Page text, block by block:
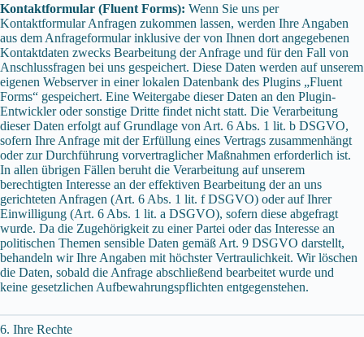
Kontaktformular (Fluent Forms): Wenn Sie uns per
Kontaktformular Anfragen zukommen lassen, werden Ihre Angaben
aus dem Anfrageformular inklusive der von Ihnen dort angegebenen
Kontaktdaten zwecks Bearbeitung der Anfrage und für den Fall von
Anschlussfragen bei uns gespeichert. Diese Daten werden auf unserem
eigenen Webserver in einer lokalen Datenbank des Plugins „Fluent
Forms“ gespeichert. Eine Weitergabe dieser Daten an den Plugin-
Entwickler oder sonstige Dritte findet nicht statt. Die Verarbeitung
dieser Daten erfolgt auf Grundlage von Art. 6 Abs. 1 lit. b DSGVO,
sofern Ihre Anfrage mit der Erfüllung eines Vertrags zusammenhängt
oder zur Durchführung vorvertraglicher Maßnahmen erforderlich ist.
In allen übrigen Fällen beruht die Verarbeitung auf unserem
berechtigten Interesse an der effektiven Bearbeitung der an uns
gerichteten Anfragen (Art. 6 Abs. 1 lit. f DSGVO) oder auf Ihrer
Einwilligung (Art. 6 Abs. 1 lit. a DSGVO), sofern diese abgefragt
wurde. Da die Zugehörigkeit zu einer Partei oder das Interesse an
politischen Themen sensible Daten gemäß Art. 9 DSGVO darstellt,
behandeln wir Ihre Angaben mit höchster Vertraulichkeit. Wir löschen
die Daten, sobald die Anfrage abschließend bearbeitet wurde und
keine gesetzlichen Aufbewahrungspflichten entgegenstehen.
6. Ihre Rechte